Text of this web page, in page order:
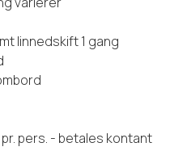
linnedskift 1 gang
pers. - betales kontant